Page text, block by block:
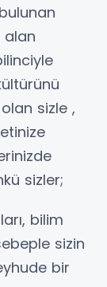
alan
sizle ,
sizler;
bilim
sizin
bir